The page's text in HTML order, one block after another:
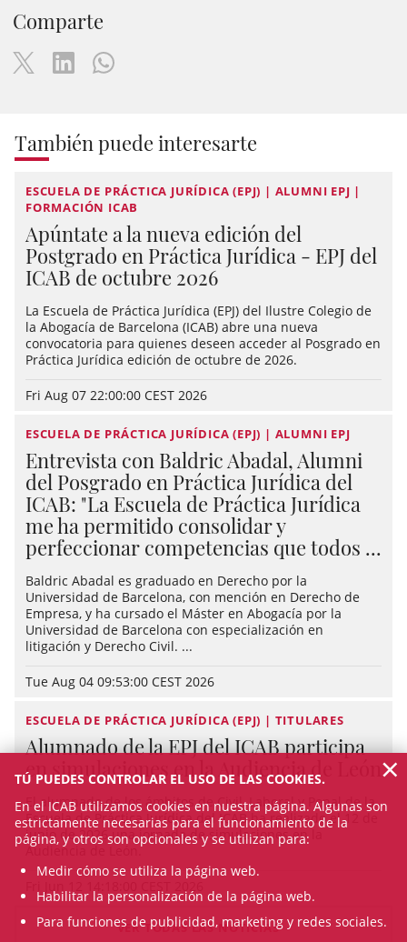
Comparte
También puede interesarte
ESCUELA DE PRÁCTICA JURÍDICA (EPJ) | ALUMNI EPJ |
FORMACIÓN ICAB
Apúntate a la nueva edición del
Postgrado en Práctica Jurídica - EPJ del
ICAB de octubre 2026
La Escuela de Práctica Jurídica (EPJ) del Ilustre Colegio de
la Abogacía de Barcelona (ICAB) abre una nueva
convocatoria para quienes deseen acceder al Posgrado en
Práctica Jurídica edición de octubre de 2026.
Fri Aug 07 22:00:00 CEST 2026
ESCUELA DE PRÁCTICA JURÍDICA (EPJ) | ALUMNI EPJ
Entrevista con Baldric Abadal, Alumni
del Posgrado en Práctica Jurídica del
ICAB: "La Escuela de Práctica Jurídica
me ha permitido consolidar y
perfeccionar competencias que todos ...
Baldric Abadal es graduado en Derecho por la
Universidad de Barcelona, con mención en Derecho de
Empresa, y ha cursado el Máster en Abogacía por la
Universidad de Barcelona con especialización en
litigación y Derecho Civil. ...
Tue Aug 04 09:53:00 CEST 2026
ESCUELA DE PRÁCTICA JURÍDICA (EPJ) | TITULARES
Alumnado de la EPJ del ICAB participa
en simulaciones en la Audiencia de León
El alumnado de los ámbitos de Civil, Laboral y Penal de la
Escuela de Práctica Jurídica del ICAB ha realizado el 12 de
junio de 2026 una jornada de simulaciones en la
Audiencia de León.
VER TODAS LAS NOTICIAS
TÚ PUEDES CONTROLAR EL USO DE LAS COOKIES.
En el ICAB utilizamos cookies en nuestra página. Algunas son
estrictamente necesarias para el funcionamiento de la
página, y otros son opcionales y se utilizan para:
Medir cómo se utiliza la página web.
Habilitar la personalización de la página web.
Para funciones de publicidad, marketing y redes sociales.
×